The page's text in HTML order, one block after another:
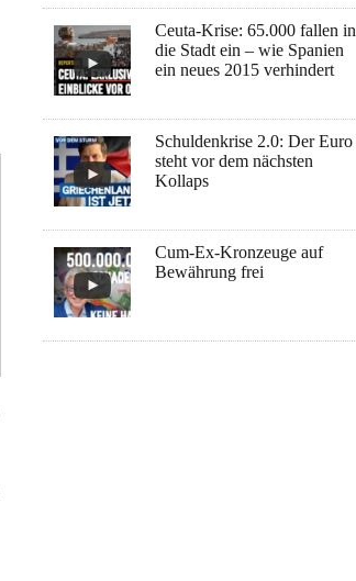
Ceuta-Krise: 65.000 fallen in
die Stadt ein – wie Spanien
ein neues 2015 verhindert
Schuldenkrise 2.0: Der Euro
steht vor dem nächsten
Kollaps
Cum-Ex-Kronzeuge auf
Bewährung frei